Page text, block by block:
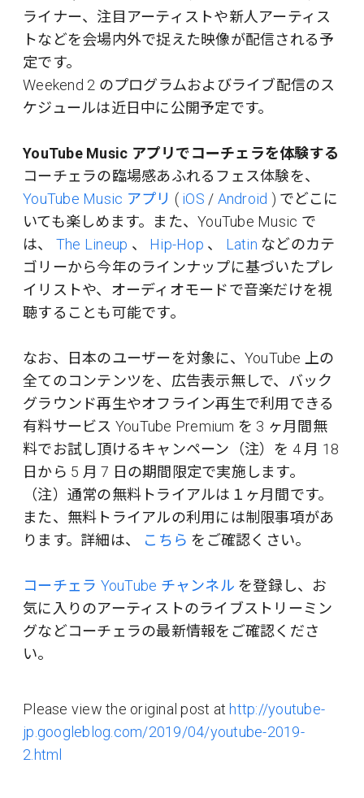
ライナー、注目アーティストや新人アーティス
トなどを会場内外で捉えた映像が配信される予
定です。
Weekend 2 のプログラムおよびライブ配信のス
ケジュールは近日中に公開予定です。
YouTube Music アプリでコーチェラを体験する
コーチェラの臨場感あふれるフェス体験を、
YouTube Music アプリ ( iOS / Android ) でどこに
いても楽しめます。また、YouTube Music で
は、 The Lineup 、 Hip-Hop 、 Latin などのカテ
ゴリーから今年のラインナップに基づいたプレ
イリストや、オーディオモードで音楽だけを視
聴することも可能です。
なお、日本のユーザーを対象に、YouTube 上の
全てのコンテンツを、広告表示無しで、バック
グラウンド再生やオフライン再生で利用できる
有料サービス YouTube Premium を 3 ヶ月間無
料でお試し頂けるキャンペーン（注）を 4 月 18
日から 5 月 7 日の期間限定で実施します。
（注）通常の無料トライアルは１ヶ月間です。
また、無料トライアルの利用には制限事項があ
ります。詳細は、
こちら をご確認くさい。
コーチェラ YouTube チャンネル を登録し、お
気に入りのアーティストのライブストリーミン
グなどコーチェラの最新情報をご確認くださ
い。
Please view the original post at http://youtube-
jp.googleblog.com/2019/04/youtube-2019-
2.html